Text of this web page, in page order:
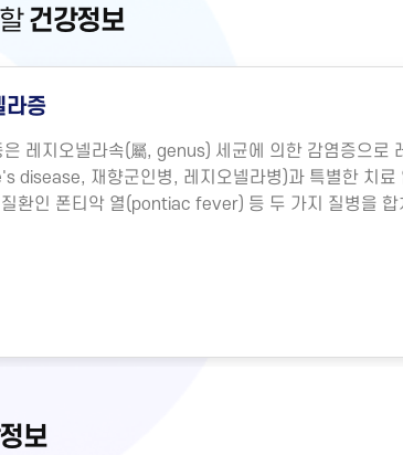
건강정보
기(뇌, 심장, 폐, 간, 콩팥 등)는 심장으로부터 나오는
공급받아야만 각 기능을 수행할 수 있습니다. 이렇게
을 위해서는 혈액이 원활하게 공급되는 것이 중요한
어느 정도 유지되어야 합니다. 따라서 혈압은 장기의
보내는 혈액의 양을 심박출량이라고 하는데, 이는 그
압에 큰 영향을 미칩니다. 혈관의 직경은 혈관을 확장
상태로, 질병의 종류 및 심한 정도에 따라 혈압이 낮아
보